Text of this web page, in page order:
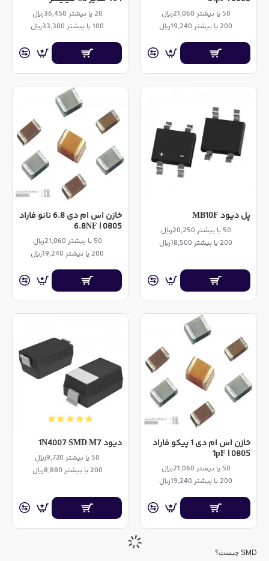
SMD چیست؟
50 یا بیشتر 21,060ریال
200 یا بیشتر 19,240ریال
20 یا بیشتر 36,450ریال
100 یا بیشتر 33,300ریال
پل دیود MB10F
50 یا بیشتر 20,250ریال
200 یا بیشتر 18,500ریال
خازن اس ام دی 6.8 نانو فاراد
0805 | 6.8NF
50 یا بیشتر 21,060ریال
200 یا بیشتر 19,240ریال
خازن اس ام دی 1 پیکو فاراد
0805 | 1pF
50 یا بیشتر 21,060ریال
200 یا بیشتر 19,240ریال
دیود 1N4007 SMD M7
50 یا بیشتر 9,720ریال
200 یا بیشتر 8,880ریال